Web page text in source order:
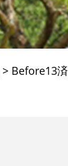
> Before13済